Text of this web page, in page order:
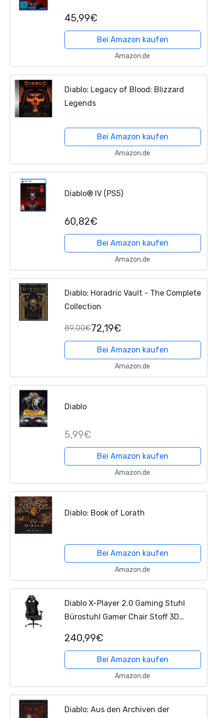
45,99€
Bei Amazon kaufen
Amazon.de
Diablo: Legacy of Blood: Blizzard
Legends
Bei Amazon kaufen
Amazon.de
Diablo® IV (PS5)
60,82€
Bei Amazon kaufen
Amazon.de
Diablo: Horadric Vault - The Complete
Collection
89,00€72,19€
Bei Amazon kaufen
Amazon.de
Diablo
5,99€
Bei Amazon kaufen
Amazon.de
Diablo: Book of Lorath
Bei Amazon kaufen
Amazon.de
Diablo X-Player 2.0 Gaming Stuhl
Bürostuhl Gamer Chair Stoff 3D
Nacken/- Lendenkissen Wippfunktion
Schwarz King (XL)
240,99€
Bei Amazon kaufen
Amazon.de
Diablo: Aus den Archiven der